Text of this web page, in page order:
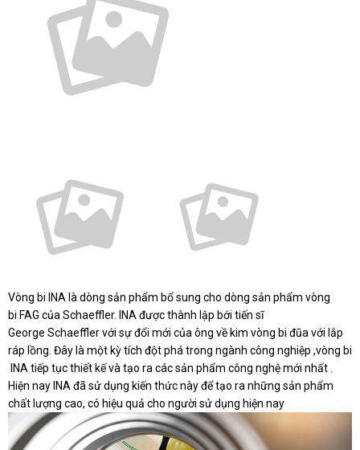
Vòng bi INA là dòng sản phẩm bổ sung cho dòng sản phẩm vòng
bi FAG của Schaeffler. INA được thành lập bới tiến sĩ
George Schaeffler với sự đổi mới của ông về kim vòng bi đũa với lắp
ráp lồng. Đây là một kỳ tích đột phá trong ngành công nghiệp ,vòng bi
INA tiếp tục thiết kế và tạo ra các sản phẩm công nghệ mới nhất .
Hiện nay INA đã sử dụng kiến thức này để tạo ra những sản phẩm
chất lượng cao, có hiệu quả cho người sử dụng hiện nay